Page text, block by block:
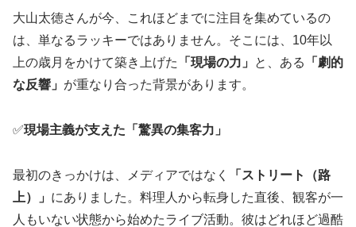
大山太徳さんが今、これほどまでに注目を集めているの
は、単なるラッキーではありません。そこには、10年以
上の歳月をかけて築き上げた
「現場の力」 と、ある
「劇的
な反響」 が重なり合った背景があります。
✅現場主義が支えた「驚異の集客力」
最初のきっかけは、メディアではなく
「ストリート（路
上）」 にありました。料理人から転身した直後、観客が一
人もいない状態から始めたライブ活動。彼はどれほど過酷